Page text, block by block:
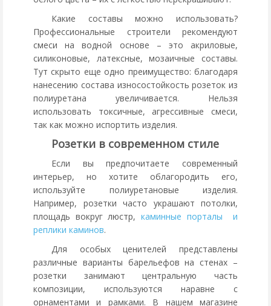
Какие составы можно использовать?
Профессиональные строители рекомендуют
смеси на водной основе – это акриловые,
силиконовые, латексные, мозаичные составы.
Тут скрыто еще одно преимущество: благодаря
нанесению состава износостойкость розеток из
полиуретана увеличивается. Нельзя
использовать токсичные, агрессивные смеси,
так как можно испортить изделия.
Розетки в современном стиле
Если вы предпочитаете современный
интерьер, но хотите облагородить его,
используйте полиуретановые изделия.
Например, розетки часто украшают потолки,
площадь вокруг люстр, каминные порталы и
реплики каминов.
Для особых ценителей представлены
различные варианты барельефов на стенах –
розетки занимают центральную часть
композиции, используются наравне с
орнаментами и рамками. В нашем магазине